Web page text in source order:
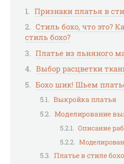
Признаки платья в
Стиль бохо, что это?
стиль бохо?
Платье из льняного
Выбор расцветки
Бохо шик! Шьем
Выкройка платья
Моделирование
Описание
Платье в стиле